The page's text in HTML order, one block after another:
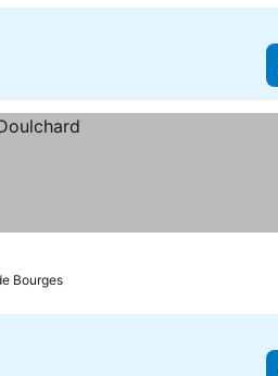
Bourges